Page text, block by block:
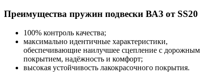
Преимущества пружин подвески ВАЗ от SS20
100% контроль качества;
максимально идентичные характеристики,
обеспечивающие наилучшее сцепление с дорожным
покрытием, надёжность и комфорт;
высокая устойчивость лакокрасочного покрытия.